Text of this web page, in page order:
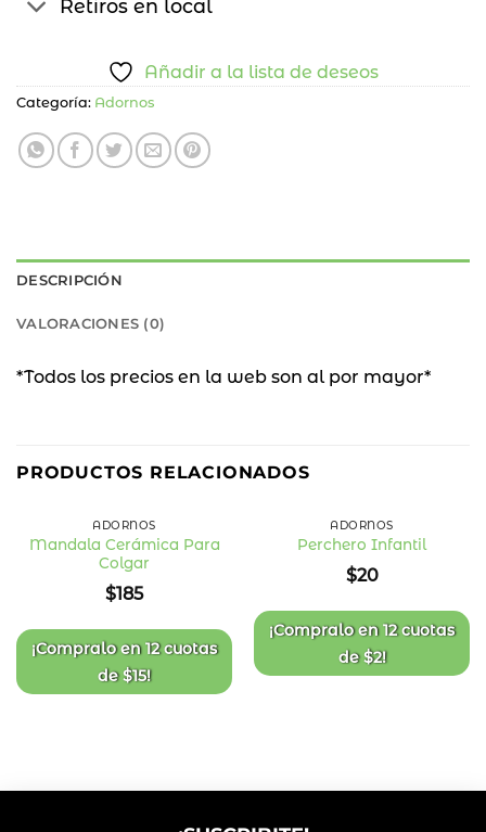
Retiros en local
Añadir a la lista de deseos
Categoría: Adornos
DESCRIPCIÓN
VALORACIONES (0)
*Todos los precios en la web son al por mayor*
PRODUCTOS RELACIONADOS
ADORNOS
Mandala Cerámica Para
Colgar
$185
¡Compralo en12 cuotas
de$15!
de
deseos
ADORNOS
Perchero Infantil
$20
¡Compralo en12 cuotas
de$2!